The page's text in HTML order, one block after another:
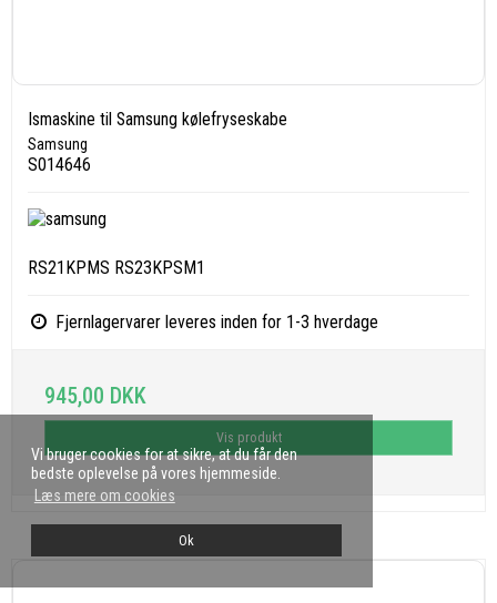
Vi bruger cookies for at sikre, at du får den
bedste oplevelse på vores hjemmeside.
Læs mere om cookies
Ok
Ismaskine til Samsung kølefryseskabe
Samsung
S014646
RS21KPMS RS23KPSM1
Fjernlagervarer leveres inden for 1-3 hverdage
945,00 DKK
Vis produkt